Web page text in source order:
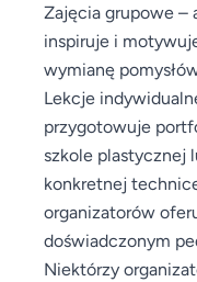
Zajęcia grupowe –
inspiruje i
wymianę
Lekcje
przygotowuje
szkole plastycznej
konkretnej
organizatorów
doświadczonym
Niektórzy